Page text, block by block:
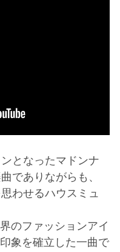
となったマドンナ
でありながらも、
わせるハウスミュ
のファッションアイ
象を確立した一曲で